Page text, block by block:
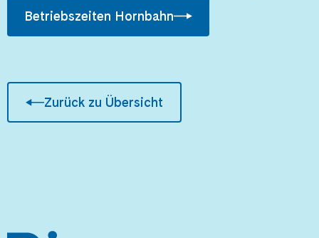
Betriebszeiten Hornbahn
Zurück zu Übersicht